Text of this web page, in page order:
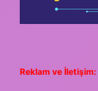
Reklam ve İletişim: